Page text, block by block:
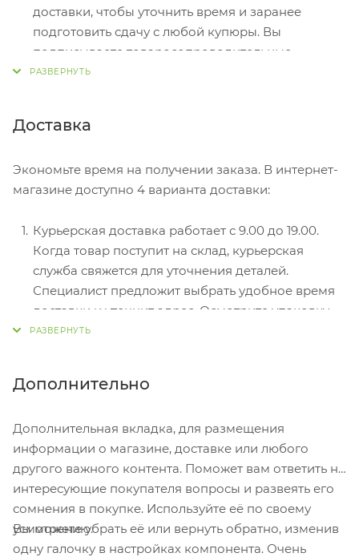
доставки, чтобы уточнить время и заранее
подготовить сдачу с любой купюры. Вы
подписываете товаросопроводительные
документы, вносите денежные средства,
перенаправит вас на сервер системы ASSIST.
Здесь нужно ввести номер карты, срок действия
Электронные системы при онлайн-заказе:
PayPal, WebMoney и Яндекс.Деньги. Для
совершения покупки система перенаправит вас
на страницу платежного сервиса. Здесь
необходимо заполнить форму по инструкции.
Доставка
Экономьте время на получении заказа. В интернет-
магазине доступно 4 варианта доставки:
Курьерская доставка работает с 9.00 до 19.00.
Когда товар поступит на склад, курьерская
служба свяжется для уточнения деталей.
Специалист предложит выбрать удобное время
доставки и уточнит адрес. Осмотрите упаковку
на целостность и соответствие указанной
получения заказа обратитесь к сотруднику в
кассовой зоне и назовите номер.
Постамат. Когда заказ поступит на точку, на ваш
телефон или e-mail придет уникальный код.
Заказ нужно оплатить в терминале постамата.
Срок хранения — 3 дня.
Дополнительно
Дополнительная вкладка, для размещения
информации о магазине, доставке или любого
другого важного контента. Поможет вам ответить на
интересующие покупателя вопросы и развеять его
сомнения в покупке. Используйте её по своему
усмотрению.
Вы можете убрать её или вернуть обратно, изменив
одну галочку в настройках компонента. Очень